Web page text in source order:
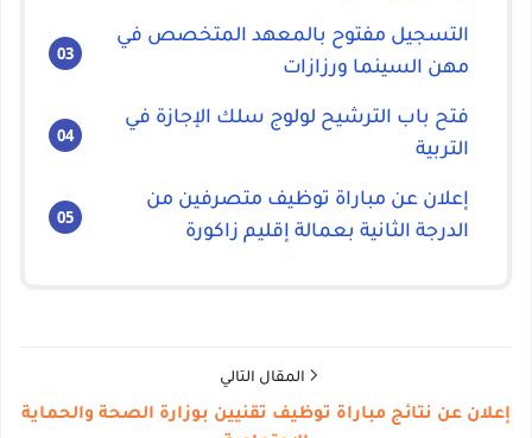
التسجيل مفتوح بالمعهد المتخصص في
مهن السينما ورزازات
فتح باب الترشيح لولوج سلك الإجازة في
التربية
إعلان عن مباراة توظيف متصرفين من
الدرجة الثانية بعمالة إقليم زاكورة
المقال التالي
إعلان عن نتائج مباراة توظيف تقنيين بوزارة الصحة والحماية